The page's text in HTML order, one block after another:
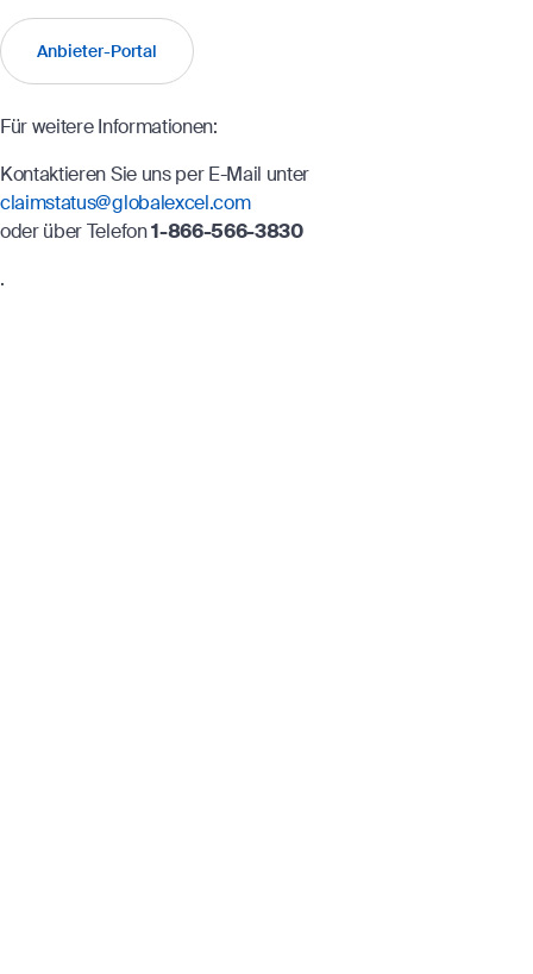
Anbieter-Portal
Für weitere Informationen:
Kontaktieren Sie uns per E-Mail unter
claimstatus@globalexcel.com
oder über Telefon1-866-566-3830
.